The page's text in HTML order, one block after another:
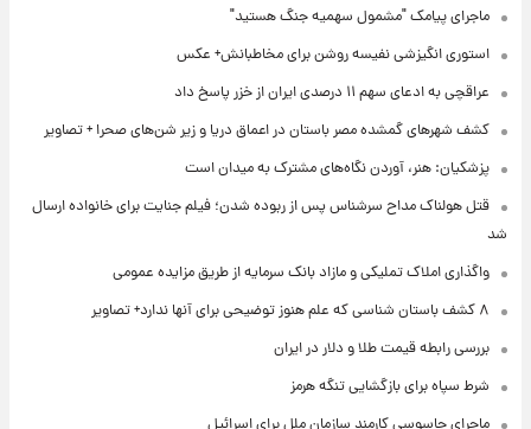
ماجرای پیامک "مشمول سهمیه جنگ هستید"
استوری انگیزشی نفیسه روشن برای مخاطبانش+ عکس
عراقچی به ادعای سهم ۱۱ درصدی ایران از خزر پاسخ داد
کشف شهرهای گمشده مصر باستان در اعماق دریا و زیر شن‌های صحرا + تصاویر
پزشکیان: هنر، آوردن نگاه‌های مشترک به میدان است
قتل هولناک مداح سرشناس پس از ربوده شدن؛ فیلم جنایت برای خانواده ارسال
شد
واگذاری املاک تملیکی و مازاد بانک سرمایه از طریق مزایده عمومی
۸ کشف باستان شناسی که علم هنوز توضیحی برای آنها ندارد+ تصاویر
بررسی رابطه قیمت طلا و دلار در ایران
شرط سپاه برای بازگشایی تنگه هرمز